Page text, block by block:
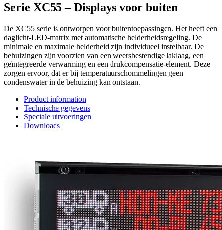
Serie XC55 – Displays voor buiten
De XC55 serie is ontworpen voor buitentoepassingen. Het heeft een
daglicht-LED-matrix met automatische helderheidsregeling. De
minimale en maximale helderheid zijn individueel instelbaar. De
behuizingen zijn voorzien van een weersbestendige laklaag, een
geïntegreerde verwarming en een drukcompensatie-element. Deze
zorgen ervoor, dat er bij temperatuurschommelingen geen
condenswater in de behuizing kan ontstaan.
Product information
Technische gegevens
Speciale uitvoeringen
Downloads